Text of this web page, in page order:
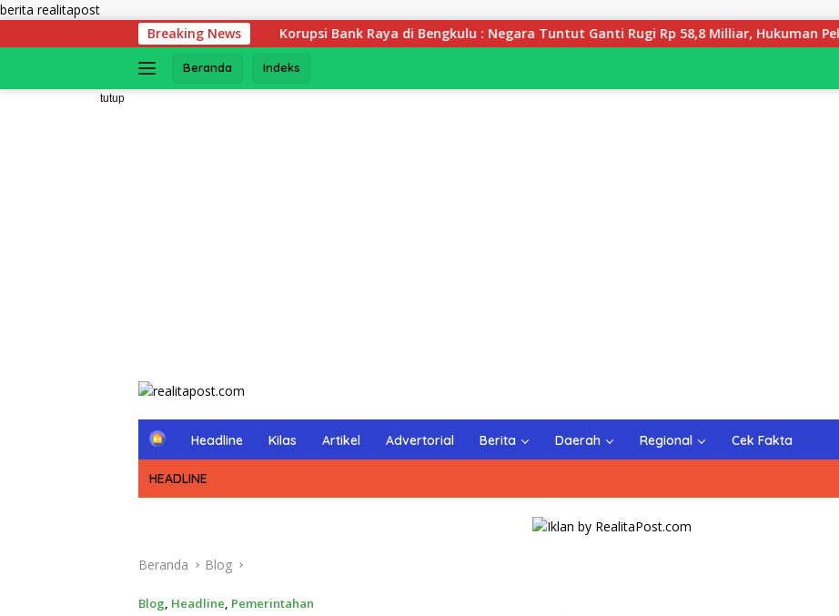
berita realitapostLangsung
konten
Breaking News
Korupsi Bank Raya di Bengkulu : Negara Tuntut Ganti Rugi Rp 58,8 Milliar, Hukuman Pelaku Resmi Diperberat!
Beranda Indeks
tutup
H
m
e
Headline Kilas Artikel Advertorial Berita Daerah Regional Cek Fakta
HEADLINE
Beranda Blog
Blog, Headline, Pemerintahan